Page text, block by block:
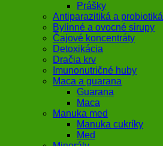
Prášky
Antiparazitiká a probiotiká
Bylinné a ovocné sirupy
Čajové koncentráty
Detoxikácia
Dračia krv
Imunonutričné huby
Maca a guarana
Guarana
Maca
Manuka med
Manuka cukríky
Med